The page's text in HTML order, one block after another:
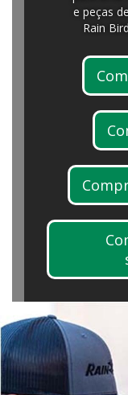
e peças
Rain